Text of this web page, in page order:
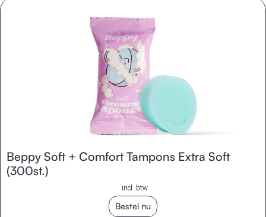
Beppy Soft + Comfort Tampons Extra Soft
(300st.)
incl. btw
Bestel nu